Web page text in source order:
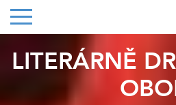
LITERÁRNĚ